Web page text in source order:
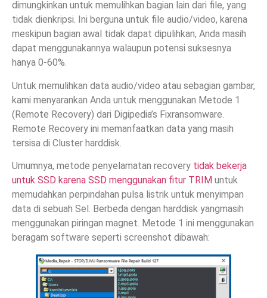
dimungkinkan untuk memulihkan bagian lain dari file, yang
tidak dienkripsi. Ini berguna untuk file audio/video, karena
meskipun bagian awal tidak dapat dipulihkan, Anda masih
dapat menggunakannya walaupun potensi suksesnya
hanya 0-60%.
Untuk memulihkan data audio/video atau sebagian gambar,
kami menyarankan Anda untuk menggunakan Metode 1
(Remote Recovery) dari Digipedia’s Fixransomware.
Remote Recovery ini memanfaatkan data yang masih
tersisa di Cluster harddisk.
Umumnya, metode penyelamatan recovery tidak bekerja
untuk SSD karena SSD menggunakan fitur TRIM untuk
memudahkan perpindahan pulsa listrik untuk menyimpan
data di sebuah Sel. Berbeda dengan harddisk yangmasih
menggunakan piringan magnet. Metode 1 ini menggunakan
beragam software seperti screenshot dibawah: